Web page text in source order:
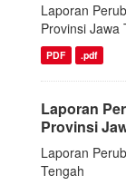
Laporan
Provinsi Jawa
PDF .pdf
Laporan
Provinsi
Laporan
Tengah